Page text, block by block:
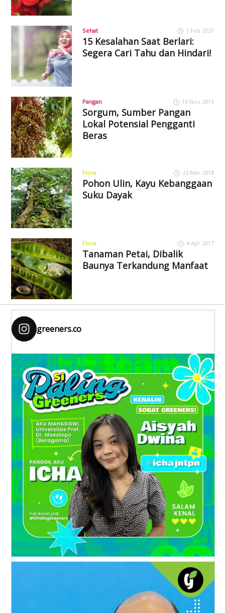
Sehat 1 Feb 2021
15 Kesalahan Saat Berlari:
Segera Cari Tahu dan Hindari!
Pangan 10 Nov 2015
Sorgum, Sumber Pangan
Lokal Potensial Pengganti
Beras
Flora 23 Mar 2018
Pohon Ulin, Kayu Kebanggaan
Suku Dayak
Flora 4 Apr 2017
Tanaman Petai, Dibalik
Baunya Terkandung Manfaat
greeners.co